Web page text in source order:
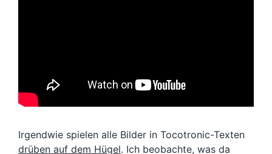
Irgendwie spielen alle Bilder in Tocotronic-Texten
drüben auf dem Hügel. Ich beobachte, was da